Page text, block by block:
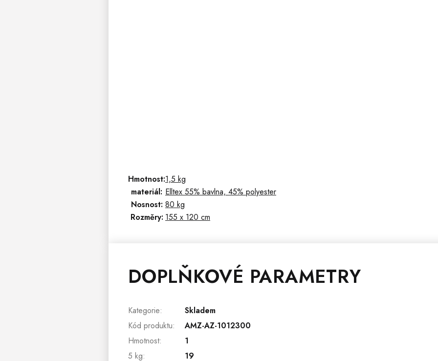
Hmotnost:1,5 kg
materiál: Elltex 55% bavlna, 45% polyester
Nosnost: 80 kg
Rozměry: 155 x 120 cm
DOPLŇKOVÉ PARAMETRY
Kategorie:
Skladem
Kód produktu:
AMZ-AZ-1012300
Hmotnost:
1
5 kg: 19